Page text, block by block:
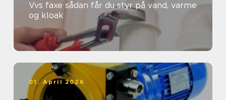
Vvs faxe sådan får du styr på vand, varme
og kloak
01. April 2026